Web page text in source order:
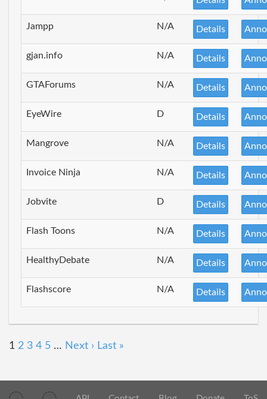
Jampp N/A Details
gjan.info N/A Details
GTAForums N/A Details
EyeWire D Details
Mangrove N/A Details
Invoice Ninja N/A Details
Jobvite D Details
Flash Toons N/A Details
HealthyDebate N/A Details
Flashscore N/A Details
1 2 3 4 5 … Next › Last »